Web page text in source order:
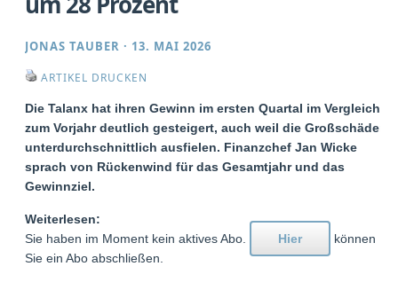
JONAS TAUBER · 13. MAI 2026
ARTIKEL DRUCKEN
Die Talanx hat ihren Gewinn im ersten Quartal im Vergleich
zum Vorjahr deutlich gesteigert, auch weil die Großschäden
unterdurchschnittlich ausfielen. Finanzchef Jan Wicke
sprach von Rückenwind für das Gesamtjahr und das
Gewinnziel.
Weiterlesen:
Sie haben im Moment kein aktives Abo.
Hier
können
Sie ein Abo abschließen.